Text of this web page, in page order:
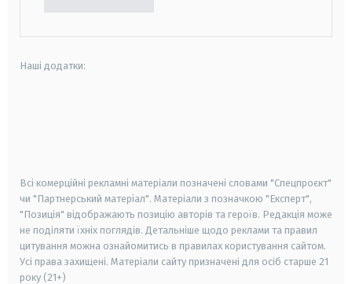
Наші додатки:
Всі комерційні рекламні матеріали позначені словами "Спецпроєкт"
чи "Партнерський матеріал". Матеріали з позначкою "Експерт",
"Позиція" відображають позицію авторів та героїв. Редакція може
не поділяти їхніх поглядів. Детальніше щодо реклами та правил
цитування можна ознайомитись в правилах користування сайтом.
Усі права захищені. Матеріали сайту призначені для осіб старше 21
року (21+)